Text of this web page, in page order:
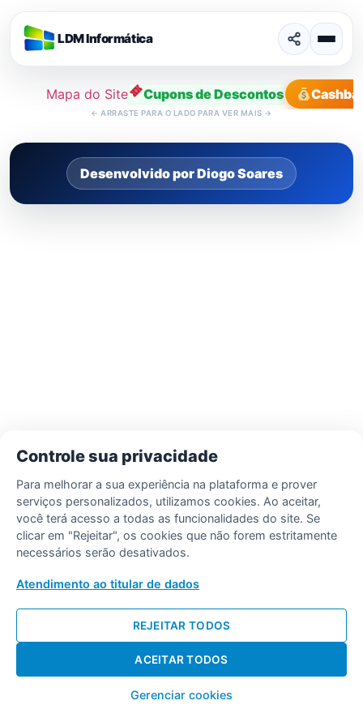
LDM Informática
Mapa do Site Cupons de Descontos
← ARRASTE PARA O LADO PARA VER MAIS →
para
conteúdo
Desenvolvido por Diogo Soares
Controle sua privacidade
Para melhorar a sua experiência na plataforma e prover
serviços personalizados, utilizamos cookies. Ao aceitar,
você terá acesso a todas as funcionalidades do site. Se
clicar em "Rejeitar", os cookies que não forem estritamente
necessários serão desativados.
Atendimento ao titular de dados
Gerenciar cookies
REJEITAR TODOS
ACEITAR TODOS